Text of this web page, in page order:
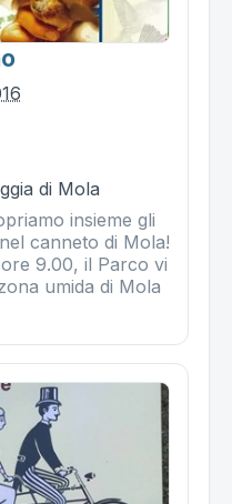
di Mola
insieme gli
canneto di Mola!
9.00, il Parco vi
umida di Mola